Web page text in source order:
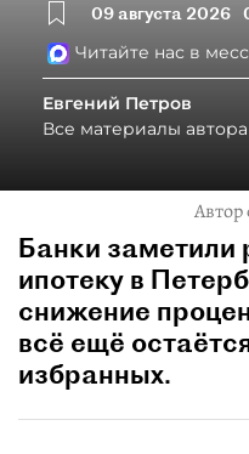
09 августа 2026
Читайте нас в
Евгений Петров
Все материалы автора
Автор
Банки заметили
ипотеку в
снижение
всё ещё
избранных.